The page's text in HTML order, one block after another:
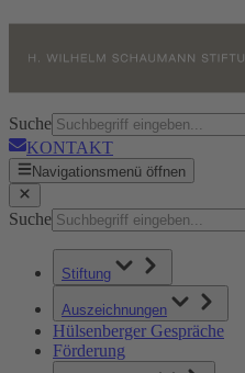
Suche
KONTAKT
Navigationsmenü öffnen
Suche
Stiftung
Auszeichnungen
Hülsenberger Gespräche
Förderung